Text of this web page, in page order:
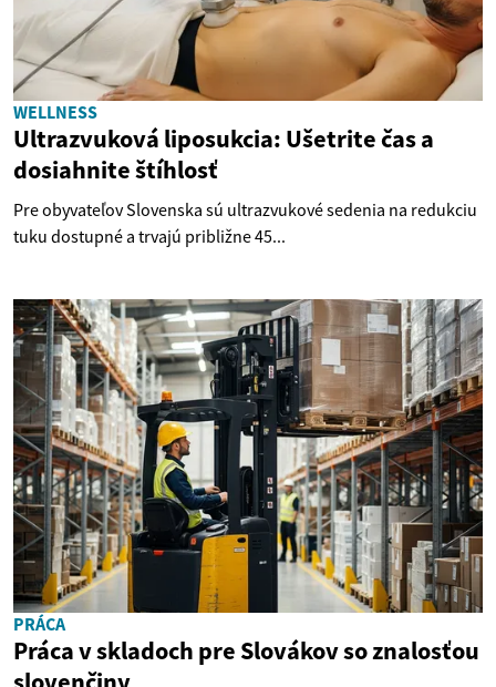
WELLNESS
Ultrazvuková liposukcia: Ušetrite čas a
dosiahnite štíhlosť
Pre obyvateľov Slovenska sú ultrazvukové sedenia na redukciu
tuku dostupné a trvajú približne 45...
PRÁCA
Práca v skladoch pre Slovákov so znalosťou